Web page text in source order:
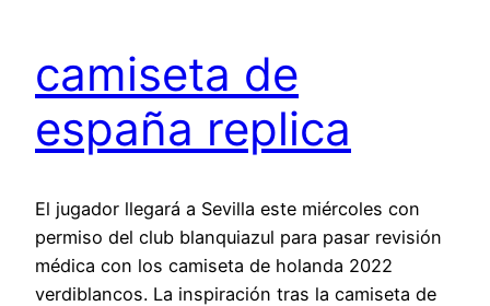
camiseta de
españa replica
El jugador llegará a Sevilla este miércoles con
permiso del club blanquiazul para pasar revisión
médica con los camiseta de holanda 2022
verdiblancos. La inspiración tras la camiseta de